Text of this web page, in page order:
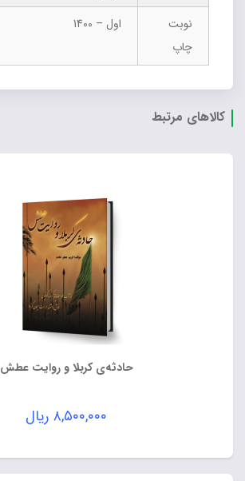
نوبت
چاپ
اول – 1400
کالاهای مرتبط
حادثه‌ی کربلا و روایت عطش
۸,۵۰۰,۰۰۰ ریال